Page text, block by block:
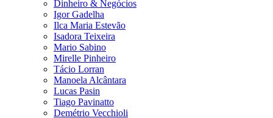
Dinheiro & Negócios
Igor Gadelha
Ilca Maria Estevão
Isadora Teixeira
Mario Sabino
Mirelle Pinheiro
Tácio Lorran
Manoela Alcântara
Lucas Pasin
Tiago Pavinatto
Demétrio Vecchioli